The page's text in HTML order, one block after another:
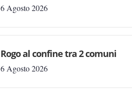
6 Agosto 2026
Rogo al confine tra 2 comuni
6 Agosto 2026